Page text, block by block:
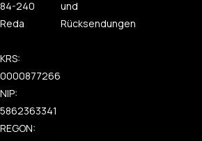
84-240
Reda
KRS:
0000877266
NIP:
5862363341
REGON:
und
Rücksendungen